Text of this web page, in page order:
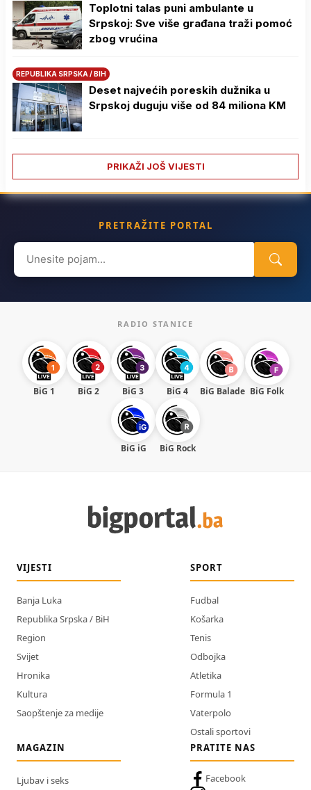
Toplotni talas puni ambulante u
Srpskoj: Sve više građana traži pomoć
zbog vrućina
REPUBLIKA SRPSKA / BIH
Deset najvećih poreskih dužnika u
Srpskoj duguju više od 84 miliona KM
PRIKAŽI JOŠ VIJESTI
PRETRAŽITE PORTAL
Search
for:
RADIO STANICE
BiG 1 BiG 2 BiG 3 BiG 4 BiG Balade BiG Folk
BiG iG BiG Rock
VIJESTI
Banja Luka
Republika Srpska / BiH
Region
Svijet
Hronika
Kultura
Saopštenje za medije
SPORT
Fudbal
Košarka
Tenis
Odbojka
Atletika
Formula 1
Vaterpolo
Ostali sportovi
MAGAZIN
Ljubav i seks
PRATITE NAS
Facebook